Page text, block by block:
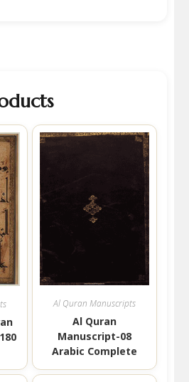
Al Quran Manuscripts
Al Quran
Manuscript-08
Arabic Complete